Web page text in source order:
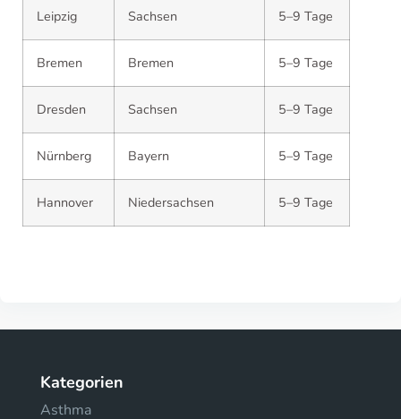
Leipzig Sachsen 5–9 Tage
Bremen Bremen 5–9 Tage
Dresden Sachsen 5–9 Tage
Nürnberg Bayern 5–9 Tage
Hannover Niedersachsen 5–9 Tage
Kategorien
Asthma